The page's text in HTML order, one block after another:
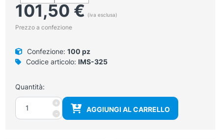
101,50€ (iva esclusa)
Prezzo a confezione
Confezione: 100 pz
Codice articolo: IMS-325
Quantità:
-
Penne
dermografiche
sterili
+
AGGIUNGI AL CARRELLO